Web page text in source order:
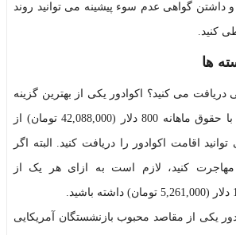
گواهی عدم سوء پيشينه می توانید روند
کنید.
می کنید؟ اکوادور یکی از بهترین گزینه
دلار (42,088,000 تومان) از
اقامت اکوادور را دریافت کنید. البته اگر
مهاجرت کنید، لازم است به ازای هر یک از
داشته باشید.
یکی از مقاصد محبوب بازنشستگان آمریکایی